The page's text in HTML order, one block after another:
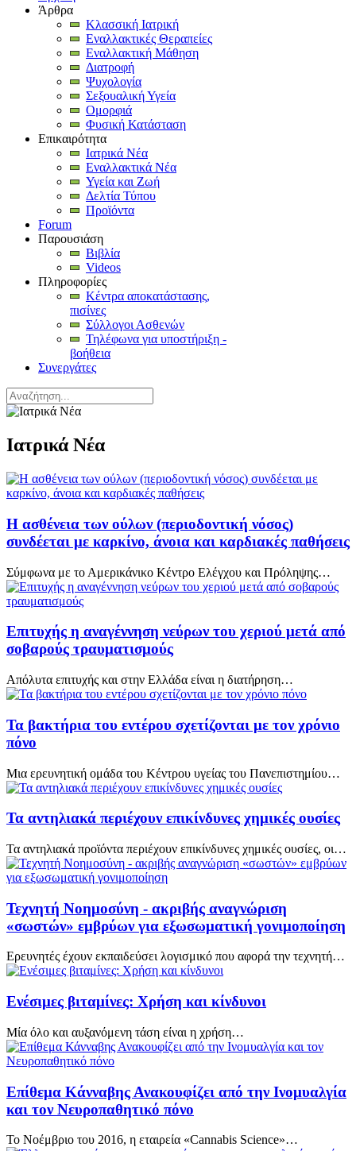
Άρθρα
Κλασσική Ιατρική
Εναλλακτικές Θεραπείες
Εναλλακτική Μάθηση
Διατροφή
Ψυχολογία
Σεξουαλική Υγεία
Ομορφιά
Φυσική Κατάσταση
Επικαιρότητα
Ιατρικά Νέα
Εναλλακτικά Νέα
Υγεία και Ζωή
Δελτία Τύπου
Προϊόντα
Forum
Παρουσιάση
Βιβλία
Videos
Πληροφορίες
Κέντρα αποκατάστασης,
πισίνες
Σύλλογοι Ασθενών
Τηλέφωνα για υποστήριξη -
βοήθεια
Συνεργάτες
Ιατρικά Νέα
Η ασθένεια των ούλων (περιοδοντική νόσος)
συνδέεται με καρκίνο, άνοια και καρδιακές παθήσεις
Σύμφωνα με το Αμερικάνικο Κέντρο Ελέγχου και Πρόληψης…
Επιτυχής η αναγέννηση νεύρων του χεριού μετά από
σοβαρούς τραυματισμούς
Απόλυτα επιτυχής και στην Ελλάδα είναι η διατήρηση…
Τα βακτήρια του εντέρου σχετίζονται με τον χρόνιο
πόνο
Μια ερευνητική ομάδα του Κέντρου υγείας του Πανεπιστημίου…
Τα αντηλιακά περιέχουν επικίνδυνες χημικές ουσίες
Τα αντηλιακά προϊόντα περιέχουν επικίνδυνες χημικές ουσίες, οι…
Τεχνητή Νοημοσύνη - ακριβής αναγνώριση
«σωστών» εμβρύων για εξωσωματική γονιμοποίηση
Ερευνητές έχουν εκπαιδεύσει λογισμικό που αφορά την τεχνητή…
Ενέσιμες βιταμίνες: Χρήση και κίνδυνοι
Μία όλο και αυξανόμενη τάση είναι η χρήση…
Επίθεμα Κάνναβης Ανακουφίζει από την Ινομυαλγία
και τον Νευροπαθητικό πόνο
Το Νοέμβριο του 2016, η εταιρεία «Cannabis Science»…